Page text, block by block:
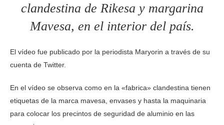
clandestina de Rikesa y margarina
Mavesa, en el interior del país.
El vídeo fue publicado por la periodista Maryorin a través de su
cuenta de Twitter.
En el vídeo se observa como en la «fabrica» clandestina tienen
etiquetas de la marca mavesa, envases y hasta la maquinaria
para colocar los precintos de seguridad de aluminio en las